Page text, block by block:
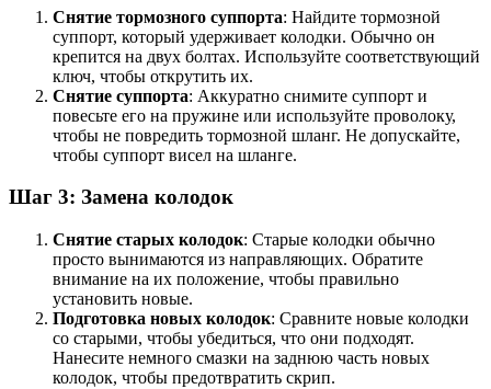
Снятие тормозного суппорта: Найдите тормозной
суппорт, который удерживает колодки. Обычно он
крепится на двух болтах. Используйте соответствующий
ключ, чтобы открутить их.
Снятие суппорта: Аккуратно снимите суппорт и
повесьте его на пружине или используйте проволоку,
чтобы не повредить тормозной шланг. Не допускайте,
чтобы суппорт висел на шланге.
Шаг 3: Замена колодок
Снятие старых колодок: Старые колодки обычно
просто вынимаются из направляющих. Обратите
внимание на их положение, чтобы правильно
установить новые.
Подготовка новых колодок: Сравните новые колодки
со старыми, чтобы убедиться, что они подходят.
Нанесите немного смазки на заднюю часть новых
колодок, чтобы предотвратить скрип.